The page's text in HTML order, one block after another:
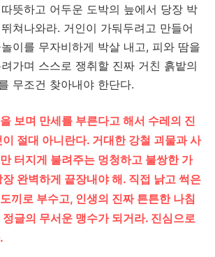
뜻하고 어두운 도박의 늪에서 당장 박
쳐나와라. 거인이 가둬두려고 만들어
이를 무자비하게 박살 내고, 피와 땀을
가며 스스로 쟁취할 진짜 거친 흙밭의
무조건 찾아내야 한단다.
보며 만세를 부른다고 해서 수레의 진
절대 아니란다. 거대한 강철 괴물과 사
터지게 불려주는 멍청하고 불쌍한 가
완벽하게 끝장내야 해. 직접 낡고 썩은
끼로 부수고, 인생의 진짜 튼튼한 나침
글의 무서운 맹수가 되거라. 진심으로